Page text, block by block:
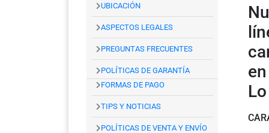
UBICACIÓN
ASPECTOS LEGALES
PREGUNTAS FRECUENTES
POLÍTICAS DE GARANTÍA
FORMAS DE PAGO
TIPS Y NOTICIAS
POLÍTICAS DE VENTA Y ENVÍO